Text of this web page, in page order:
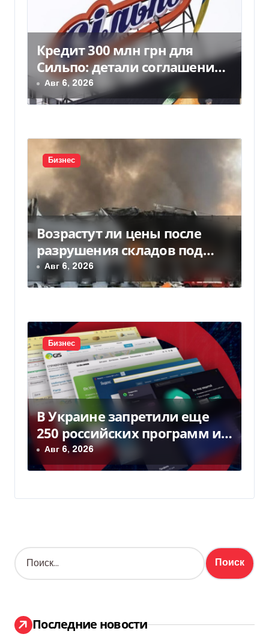
з
а
п
и
с
я
м
Кредит 300 млн грн для
Сильпо: детали соглашения с
Ощадбанком
Авг 6, 2026
Бизнес
Возрастут ли цены после
разрушения складов под
Киевом
Авг 6, 2026
Бизнес
В Украине запретили еще
250 российских программ и
видов оборудования —
Delo.ua
Авг 6, 2026
Н
а
:
Последние новости